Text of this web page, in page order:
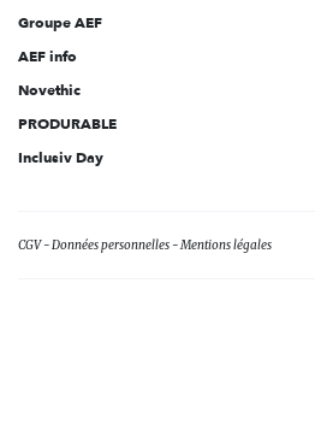
Groupe AEF
AEF info
Novethic
PRODURABLE
Inclusiv Day
CGV Données personnelles Mentions légales